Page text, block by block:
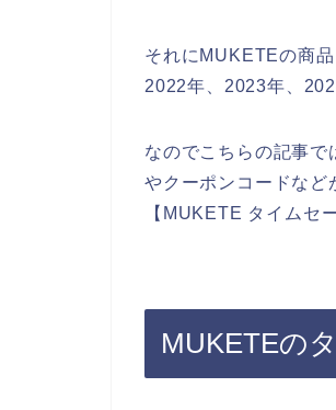
それにMUKETEの商
2022年、2023年、
なのでこちらの記事
やクーポンコードなど
【MUKETE タイムセ
MUKETEの